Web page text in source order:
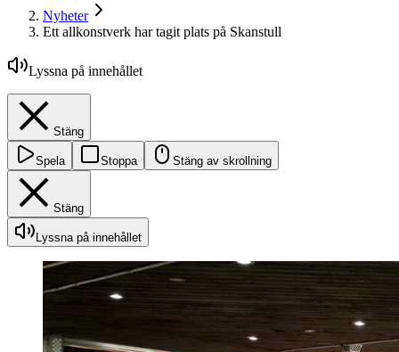
Nyheter
Ett allkonstverk har tagit plats på Skanstull
Lyssna på innehållet
Stäng
Spela Stoppa Stäng av skrollning
Stäng
Lyssna på innehållet